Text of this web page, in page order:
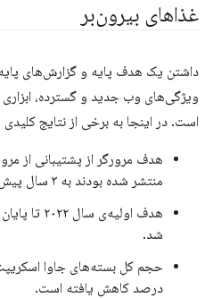
غذاهای بیرون‌بر
داشتن یک هدف پایه و گزارش‌های
است. در اینجا به برخی از نتایج
منتشر شده بودند به ۳ سال پیش تغییر کرده است.
شد.
درصد کاهش یافته است.